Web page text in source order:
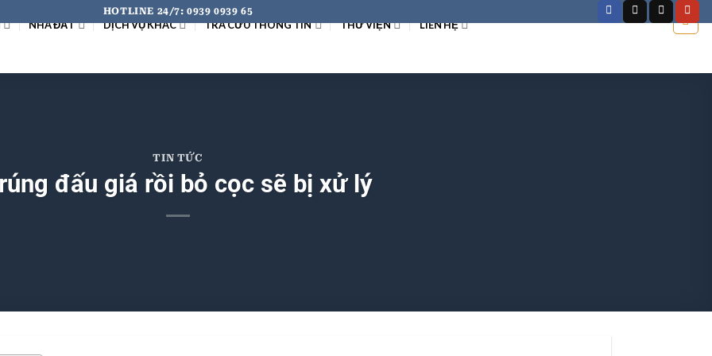
HOTLINE 24/7: 0939 0939 65
NHÀ ĐẤT DỊCH VỤ KHÁC TRA CỨU THÔNG TIN THƯ VIỆN LIÊN HỆ
TIN TỨC
đấu giá rồi bỏ cọc sẽ bị xử lý